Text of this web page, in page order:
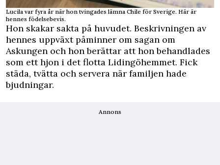
Lucila var fyra år när hon tvingades lämna Chile för Sverige. Här är
hennes födelsebevis.
Hon skakar sakta på huvudet. Beskrivningen av
hennes uppväxt påminner om sagan om
Askungen och hon berättar att hon behandlades
som ett hjon i det flotta Lidingöhemmet. Fick
städa, tvätta och servera när familjen hade
bjudningar.
Annons